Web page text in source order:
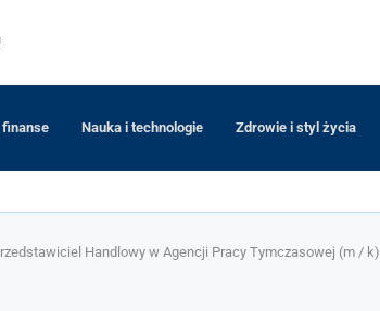
finanse Nauka i technologie Zdrowie i styl życia
Handlowy w Agencji Pracy Tymczasowej (m / k)